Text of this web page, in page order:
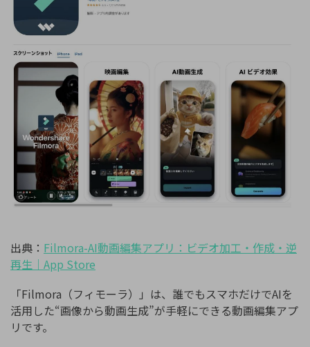
出典： Filmora-AI動画編集アプリ：ビデオ加工・作成・逆
再生｜ App Store
「Filmora（フィモーラ）」は、誰でもスマホだけでAIを
活用した“画像から動画生成”が手軽にできる動画編集アプ
リです。